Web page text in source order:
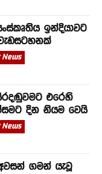
ඉන්දියාවට
එරෙහි
දින නියම වෙයි
ගමන් යැවූ